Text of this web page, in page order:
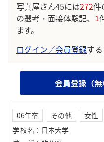
写真屋さん45には272件
の選考・面接体験記、 1
ます。
ログイン／会員登録する
会員登録（
06年卒 その他
女性
学校名 ： 日本大学